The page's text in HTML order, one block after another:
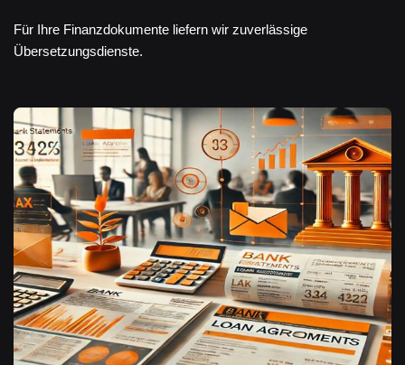
Für Ihre Finanzdokumente liefern wir zuverlässige
Übersetzungsdienste.